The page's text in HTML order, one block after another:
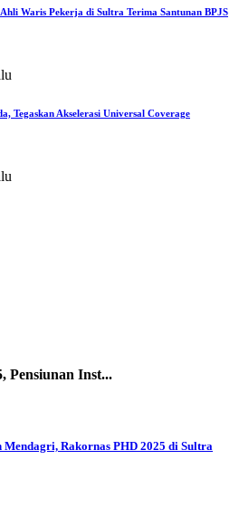
Waris Pekerja di Sultra Terima Santunan BPJS
Tegaskan Akselerasi Universal Coverage
Pensiunan Inst...
Mendagri, Rakornas PHD 2025 di Sultra